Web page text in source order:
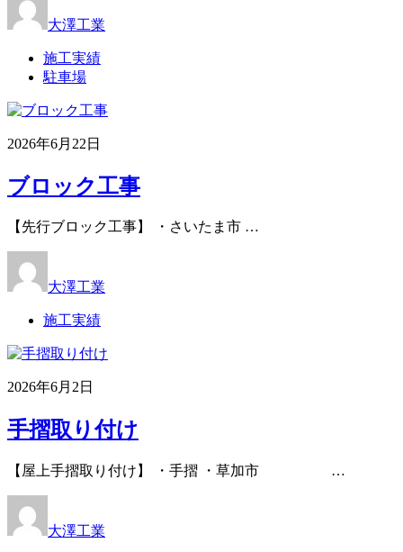
大澤工業
施工実績
駐車場
2026年6月22日
ブロック工事
【先行ブロック工事】 ・さいたま市 …
大澤工業
施工実績
2026年6月2日
手摺取り付け
【屋上手摺取り付け】 ・手摺 ・草加市 …
大澤工業